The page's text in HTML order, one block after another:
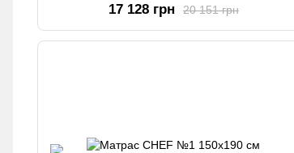
20 151 грн
17 128 грн